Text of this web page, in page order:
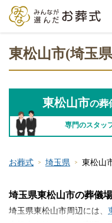
東松山市(埼玉
東松山市の葬
専門のスタッ
お葬式 埼玉県 東松山
埼玉県東松山市の葬儀
埼玉県東松山市周辺には、